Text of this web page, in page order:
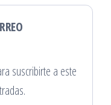
suscribirte a este